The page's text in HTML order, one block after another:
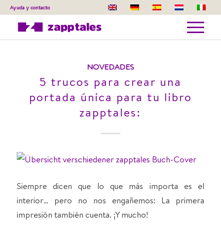
Ayuda y contacto
Listado de la categoría: Novedades
Estás aquí Inicio / Blog / Todo sobre zapptales
NOVEDADES
5 trucos para crear una
portada única para tu libro
zapptales:
Siempre dicen que lo que más importa es el
interior… pero no nos engañemos: La primera
impresión también cuenta. ¡Y mucho!